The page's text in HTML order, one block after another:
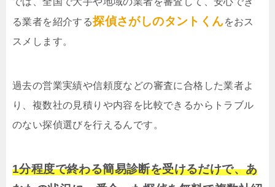
る業者を紹介する探偵さがしのタントくんをおス
スメします。
過去の営業実績や信頼度などの審査に合格した業者よ
り、複数社の見積りや内容を比較できるからトラブル
のない探偵選びを行えるんです。
1分程度で終わる簡易診断を受けるだけで、あ